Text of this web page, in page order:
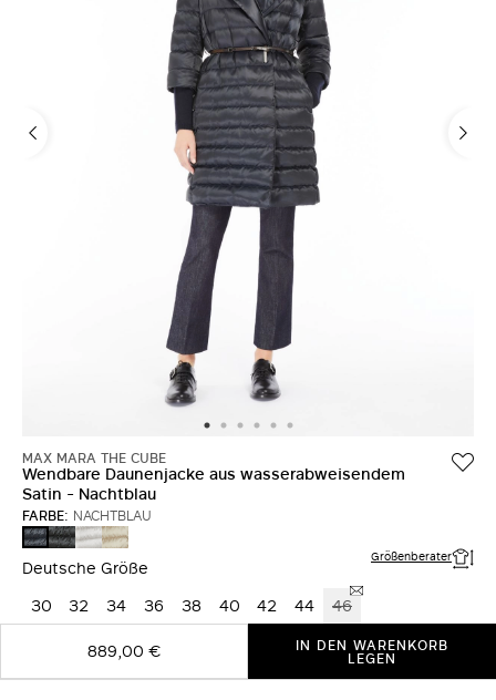
MAX MARA THE CUBE
Wendbare Daunenjacke aus wasserabweisendem
Satin - Nachtblau
FARBE: NACHTBLAU
NACHTBLAU
SCHWARZ
SANDLICHT
Deutsche Größe Größenberater
30 32 34 36 38 40 42 44
46
889,00 €
IN DEN WARENKORB
LEGEN